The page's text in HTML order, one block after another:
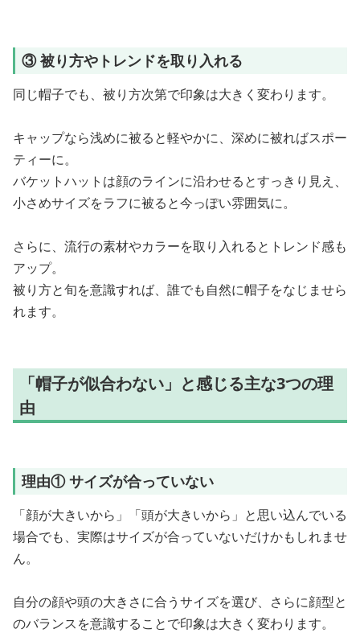
③ 被り方やトレンドを取り入れる
同じ帽子でも、被り方次第で印象は大きく変わります。
キャップなら浅めに被ると軽やかに、深めに被ればスポー
ティーに。
バケットハットは顔のラインに沿わせるとすっきり見え、
小さめサイズをラフに被ると今っぽい雰囲気に。
さらに、流行の素材やカラーを取り入れるとトレンド感も
アップ。
被り方と旬を意識すれば、誰でも自然に帽子をなじませら
れます。
「帽子が似合わない」と感じる主な3つの理
由
理由① サイズが合っていない
「顔が大きいから」「頭が大きいから」と思い込んでいる
場合でも、実際はサイズが合っていないだけかもしれませ
ん。
自分の顔や頭の大きさに合うサイズを選び、さらに顔型と
のバランスを意識することで印象は大きく変わります。